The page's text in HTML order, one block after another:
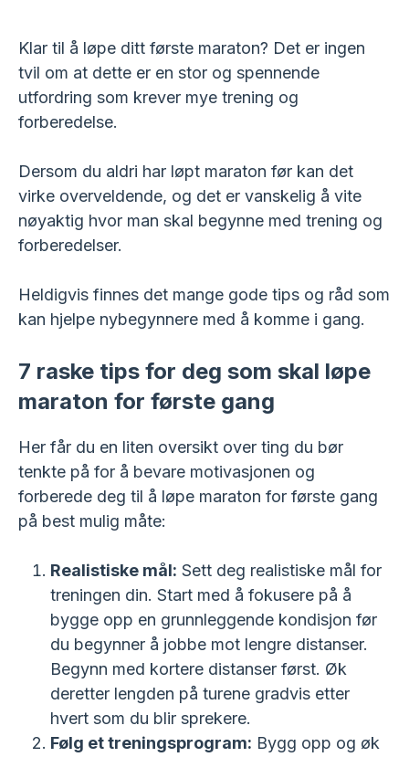
Klar til å løpe ditt første maraton? Det er ingen
tvil om at dette er en stor og spennende
utfordring som krever mye trening og
forberedelse.
Dersom du aldri har løpt maraton før kan det
virke overveldende, og det er vanskelig å vite
nøyaktig hvor man skal begynne med trening og
forberedelser.
Heldigvis finnes det mange gode tips og råd som
kan hjelpe nybegynnere med å komme i gang.
7 raske tips for deg som skal løpe
maraton for første gang
Her får du en liten oversikt over ting du bør
tenkte på for å bevare motivasjonen og
forberede deg til å løpe maraton for første gang
på best mulig måte:
Realistiske mål: Sett deg realistiske mål for
treningen din. Start med å fokusere på å
bygge opp en grunnleggende kondisjon før
du begynner å jobbe mot lengre distanser.
Begynn med kortere distanser først. Øk
deretter lengden på turene gradvis etter
hvert som du blir sprekere.
Følg et treningsprogram: Bygg opp og øk